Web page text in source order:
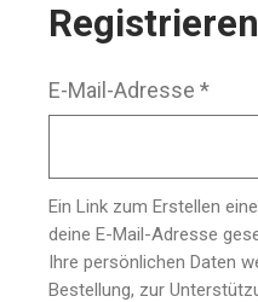
Registrieren
E-Mail-Adresse*
Ein Link zum Erstellen
deine E-Mail-Adresse
Ihre persönlichen Daten
Bestellung, zur